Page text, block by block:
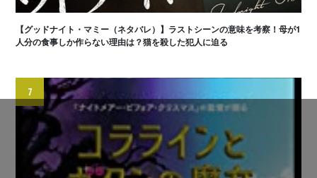
【グッドナイト・マミー（ネタバレ）】ラストシーンの意味を考察！母が1
人分の食事しか作らない理由は？猫を殺した犯人に迫る
7